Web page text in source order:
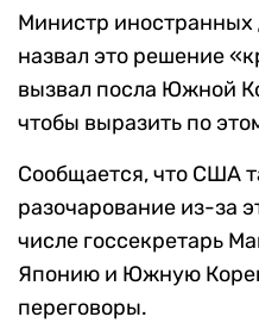
Министр
назвал это решение
вызвал посла Южной
чтобы выразить по
Сообщается, что США
разочарование из-за
числе госсекретарь
Японию и Южную
переговоры.